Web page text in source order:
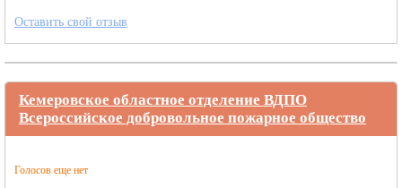
Оставить свой отзыв
Кемеровское областное отделение ВДПО
Всероссийское добровольное пожарное общество
Голосов еще нет